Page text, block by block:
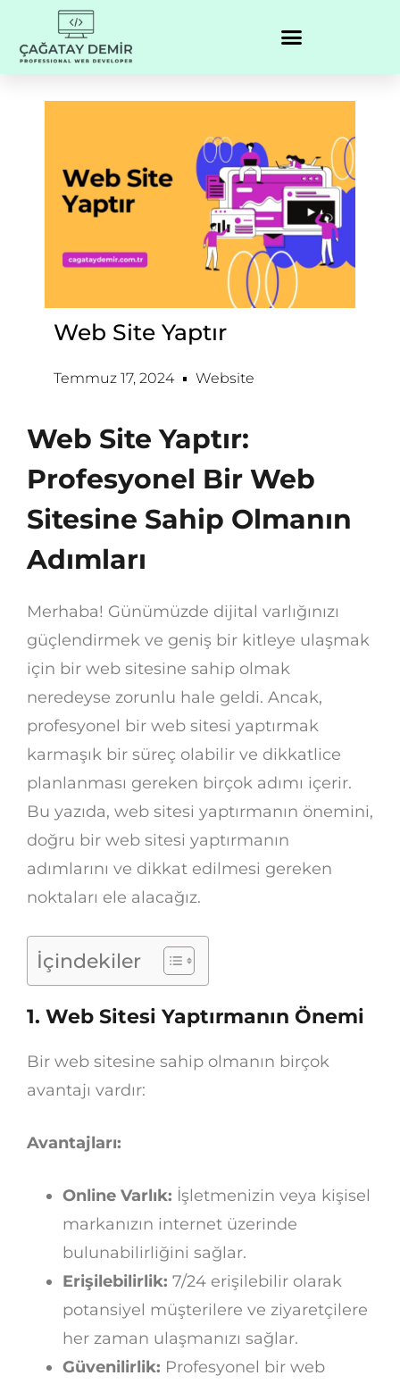
Web Site Yaptır
Temmuz 17, 2024 Website
Web Site Yaptır:
Profesyonel Bir Web
Sitesine Sahip Olmanın
Adımları
Merhaba! Günümüzde dijital varlığınızı
güçlendirmek ve geniş bir kitleye ulaşmak
için bir web sitesine sahip olmak
neredeyse zorunlu hale geldi. Ancak,
profesyonel bir web sitesi yaptırmak
karmaşık bir süreç olabilir ve dikkatlice
planlanması gereken birçok adımı içerir.
Bu yazıda, web sitesi yaptırmanın önemini,
doğru bir web sitesi yaptırmanın
adımlarını ve dikkat edilmesi gereken
noktaları ele alacağız.
İçindekiler
1. Web Sitesi Yaptırmanın Önemi
Bir web sitesine sahip olmanın birçok
avantajı vardır:
Avantajları:
Online Varlık: İşletmenizin veya kişisel
markanızın internet üzerinde
bulunabilirliğini sağlar.
Erişilebilirlik: 7/24 erişilebilir olarak
potansiyel müşterilere ve ziyaretçilere
her zaman ulaşmanızı sağlar.
Güvenilirlik: Profesyonel bir web